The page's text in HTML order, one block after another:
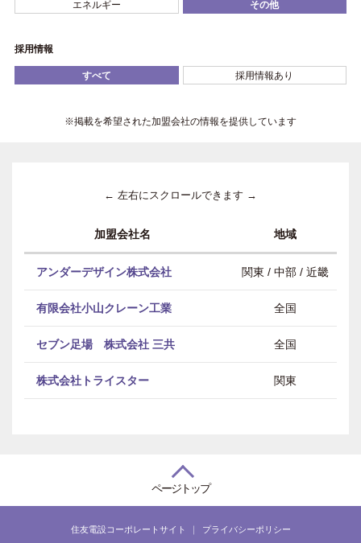
エネルギー その他
採用情報
すべて 採用情報あり
※掲載を希望された加盟会社の情報を提供しています
← 左右にスクロールできます →
加盟会社名 地域
アンダーデザイン株式会社 関東 / 中部 / 近畿
有限会社小山クレーン工業 全国
セブン足場 株式会社 三共 全国
株式会社トライスター 関東
ページトップ
住友電設コーポレートサイト プライバシーポリシー